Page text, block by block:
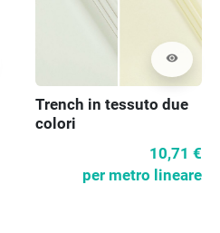
visibility
Trench in tessuto due
colori
10,71 €
per metro lineare